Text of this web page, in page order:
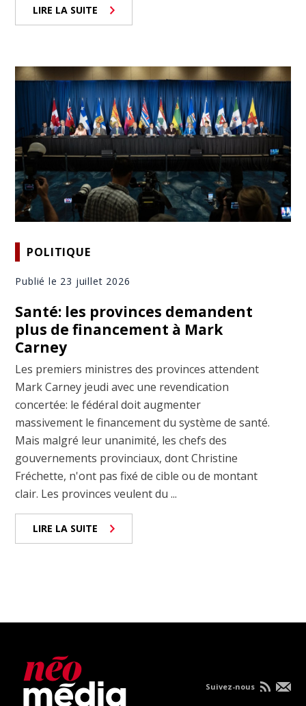
LIRE LA SUITE
POLITIQUE
Publié le 23 juillet 2026
Santé: les provinces demandent
plus de financement à Mark
Carney
Les premiers ministres des provinces attendent
Mark Carney jeudi avec une revendication
concertée: le fédéral doit augmenter
massivement le financement du système de santé.
Mais malgré leur unanimité, les chefs des
gouvernements provinciaux, dont Christine
Fréchette, n'ont pas fixé de cible ou de montant
clair. Les provinces veulent du ...
LIRE LA SUITE
Suivez-nous